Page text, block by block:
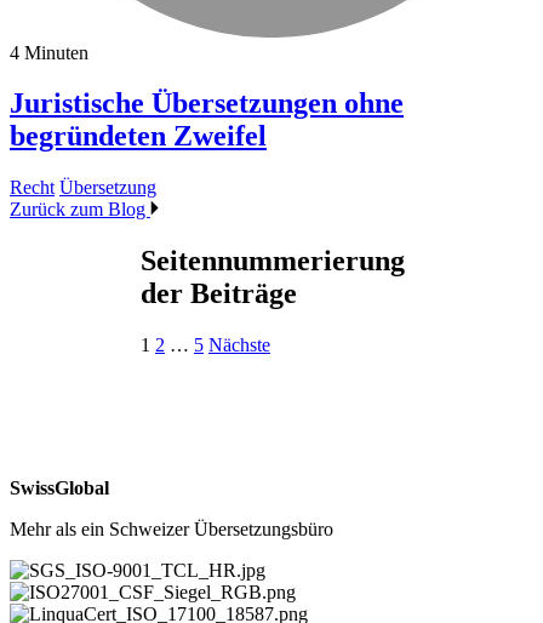
4 Minuten
Juristische Übersetzungen ohne
begründeten Zweifel
Recht Übersetzung
Zurück zum Blog
Seitennummerierung
der Beiträge
1 2 … 5 Nächste
SwissGlobal
Mehr als ein Schweizer Übersetzungsbüro